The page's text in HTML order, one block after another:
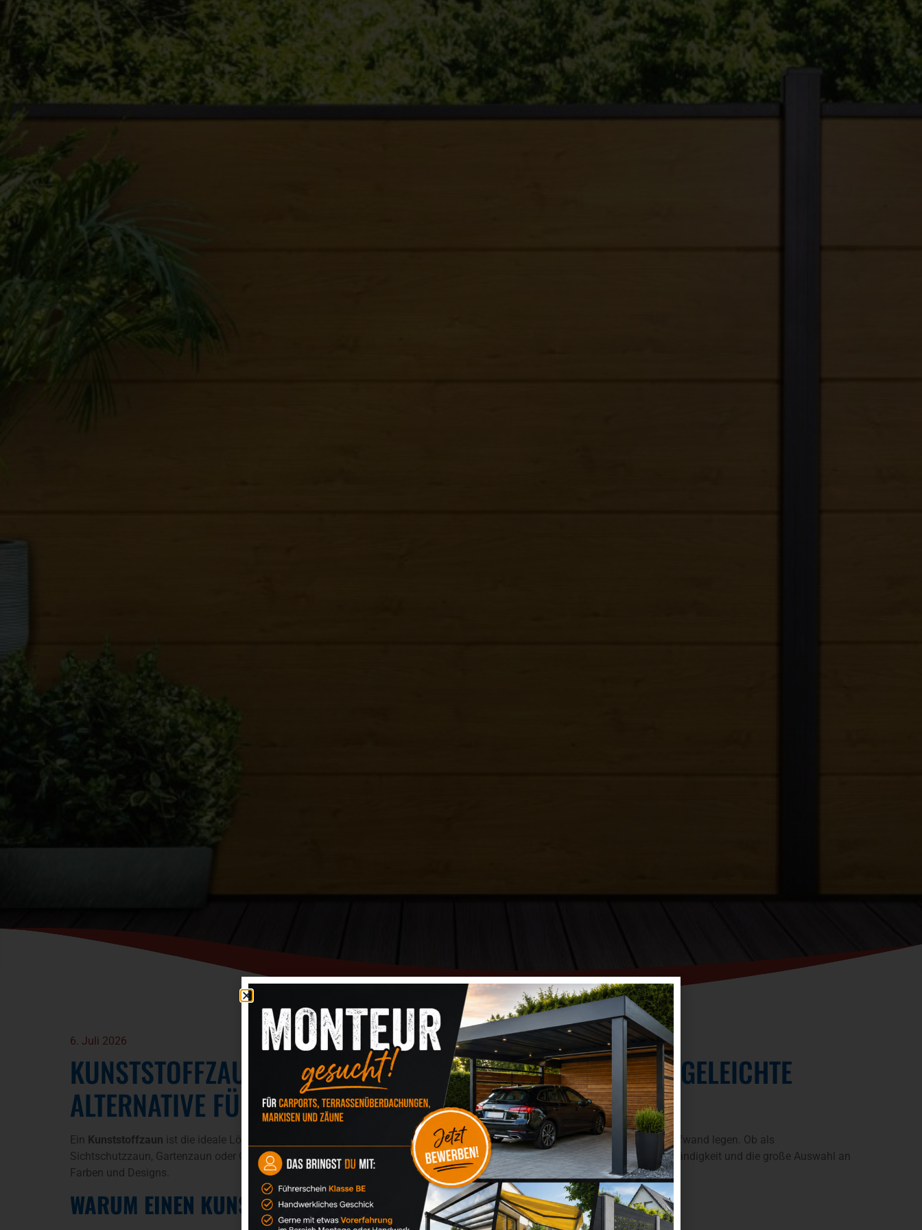
6. Juli 2026
KUNSTSTOFFZAUN IN VERSCHIEDENEN FARBEN – DIE PFLEGELEICHTE
ALTERNATIVE FÜR MODERNE GRUNDSTÜCKE
Ein Kunststoffzaun ist die ideale Lösung für alle, die Wert auf eine moderne Optik, hohe Langlebigkeit und minimalen Pflegeaufwand legen. Ob als
Sichtschutzzaun, Gartenzaun oder Grundstücksabgrenzung – hochwertige Kunststoffzäune überzeugen durch ihre Wetterbeständigkeit und die große Auswahl an
Farben und Designs.
WARUM EINEN KUNSTSTOFFZAUN WÄHLEN?